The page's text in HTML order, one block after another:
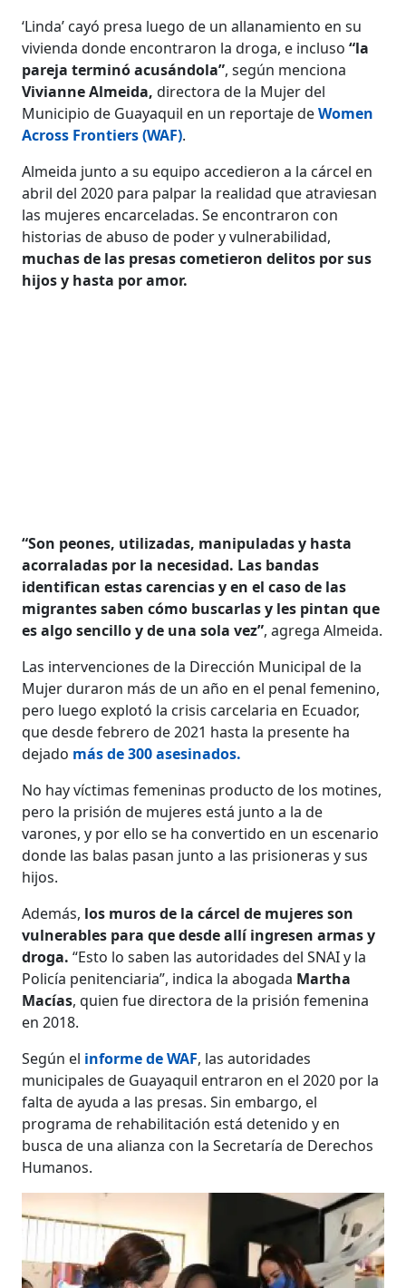
‘Linda’ cayó presa luego de un allanamiento en su
vivienda donde encontraron la droga, e incluso“la
pareja terminó acusándola”, según menciona
Vivianne Almeida, directora de la Mujer del
Municipio de Guayaquil en un reportaje deWomen
Across Frontiers (WAF).
Almeida junto a su equipo accedieron a la cárcel en
abril del 2020 para palpar la realidad que atraviesan
las mujeres encarceladas. Se encontraron con
historias de abuso de poder y vulnerabilidad,
muchas de las presas cometieron delitos por sus
hijos y hasta por amor.
​​“Son peones, utilizadas, manipuladas y hasta
acorraladas por la necesidad. Las bandas
identifican estas carencias y en el caso de las
migrantes saben cómo buscarlas y les pintan que
es algo sencillo y de una sola vez”, agrega Almeida.
Las intervenciones de la Dirección Municipal de la
Mujer duraron más de un año en el penal femenino,
pero luego explotó la crisis carcelaria en Ecuador,
que desde febrero de 2021 hasta la presente ha
dejado más de 300 asesinados.
No hay víctimas femeninas producto de los motines,
pero la prisión de mujeres está junto a la de
varones, y por ello se ha convertido en un escenario
donde las balas pasan junto a las prisioneras y sus
hijos.
Además, los muros de la cárcel de mujeres son
vulnerables para que desde allí ingresen armas y
droga. “Esto lo saben las autoridades del SNAI y la
Policía penitenciaria”, indica la abogada Martha
Macías, quien fue directora de la prisión femenina
en 2018.
Según el informe de WAF, las autoridades
municipales de Guayaquil entraron en el 2020 por la
falta de ayuda a las presas. Sin embargo, el
programa de rehabilitación está detenido y en
busca de una alianza con la Secretaría de Derechos
Humanos.